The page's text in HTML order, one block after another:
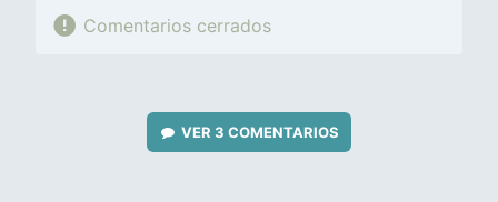
Comentarios cerrados
VER 3 COMENTARIOS